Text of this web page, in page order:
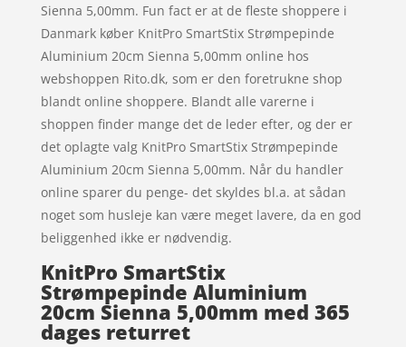
Sienna 5,00mm. Fun fact er at de fleste shoppere i
Danmark køber KnitPro SmartStix Strømpepinde
Aluminium 20cm Sienna 5,00mm online hos
webshoppen Rito.dk, som er den foretrukne shop
blandt online shoppere. Blandt alle varerne i
shoppen finder mange det de leder efter, og der er
det oplagte valg KnitPro SmartStix Strømpepinde
Aluminium 20cm Sienna 5,00mm. Når du handler
online sparer du penge- det skyldes bl.a. at sådan
noget som husleje kan være meget lavere, da en god
beliggenhed ikke er nødvendig.
KnitPro SmartStix
Strømpepinde Aluminium
20cm Sienna 5,00mm med 365
dages returret